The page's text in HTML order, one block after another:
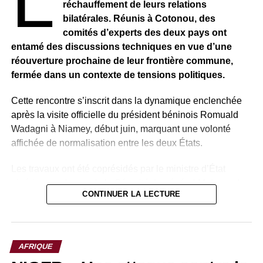
RELATED TOPICS:
UP NEXT
SÉNÉGAL : Le président Macky Sall refuse de se
prononcer sur le troisième mandat
DON'T MISS
RWANDA : Le président Paul Kagame s’est
réchauffement de leurs relations
bilatérales. Réunis à Cotonou, des
comités d’experts des deux pays ont
entamé des discussions techniques en vue d’une
réouverture prochaine de leur frontière commune,
fermée dans un contexte de tensions politiques.
Cette rencontre s’inscrit dans la dynamique enclenchée
après la visite officielle du président béninois Romuald
Wadagni à Niamey, début juin, marquant une volonté
affichée de normalisation entre les deux États.
nigérien en charge de la Sécurité, le général Mohamed
Toumba, et le ministre béninois de l’Intégration africaine,
Affaires étrangères à Cotonou, se déroulent à huis clos et
mobilisent plusieurs groupes de travail spécialisés.
CONTINUER LA LECTURE
AFRIQUE